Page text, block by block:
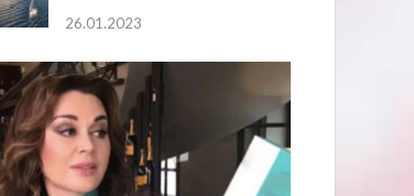
26.01.2023